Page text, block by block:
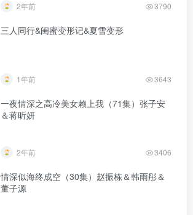
2年前 3790
三人同行&闺蜜变形记&夏雪变形
1年前 3643
一夜情深之高冷美女赖上我（71集）张子安
＆蒋昕妍
2年前 3406
情深似海终成空（30集）赵振栋＆韩雨彤＆
董子源